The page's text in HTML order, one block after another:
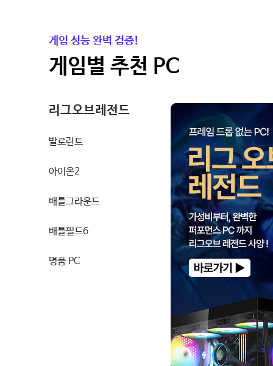
게임 성능 완벽 검증!
게임별 추천 PC
리그오브레전드
발로란트
아이온2
배틀그라운드
배틀필드6
명품 PC